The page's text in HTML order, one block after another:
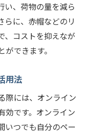
ニック
包方法
の活用法
イント
りを取りやすく
い、荷物の量を減ら
らに、赤帽などのリ
、コストを抑えなが
できます。
用法
際には、オンライン
効です。オンライン
いつでも自分のペー